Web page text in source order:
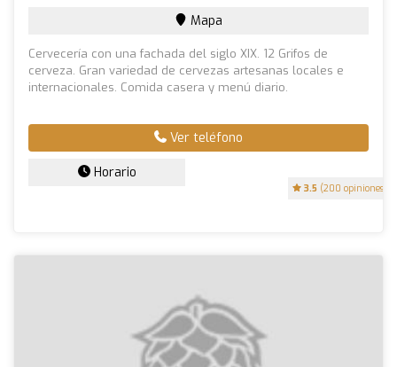
3.5 (200 opiniones)
Mapa
Cervecería con una fachada del siglo XIX. 12 Grifos de
cerveza. Gran variedad de cervezas artesanas locales e
internacionales. Comida casera y menú diario.
Ver teléfono
Horario